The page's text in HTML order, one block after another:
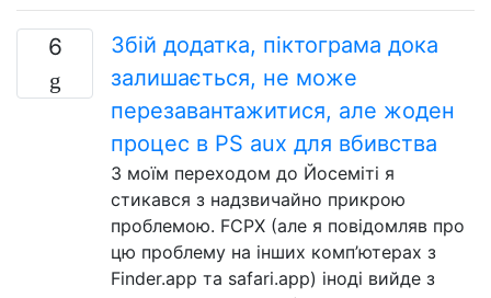
6
Збій додатка, піктограма дока
залишається, не може
перезавантажитися, але жоден
процес в PS aux для вбивства
З моїм переходом до Йосеміті я
стикався з надзвичайно прикрою
проблемою. FCPX (але я повідомляв про
цю проблему на інших комп’ютерах з
Finder.app та safari.app) іноді вийде з